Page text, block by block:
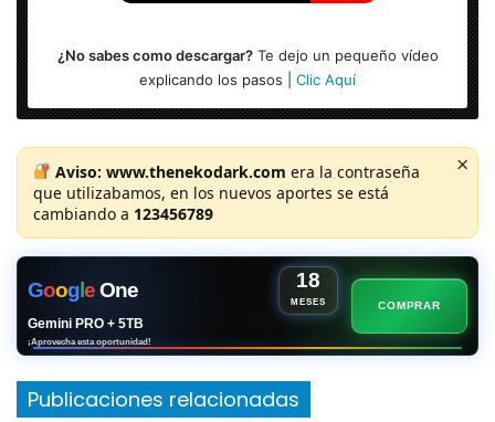
¿No sabes como descargar?Te dejo un pequeño vídeo
explicando los pasos | Clic Aquí
Aviso: www.thenekodark.com era la contraseña
que utilizabamos, en los nuevos aportes se está
cambiando a 123456789
×
GoogeOne 18
MESES
Gemini PRO + 5TB
¡Aprovecha esta oportunidad!
COMPRAR
Publicaciones relacionadas